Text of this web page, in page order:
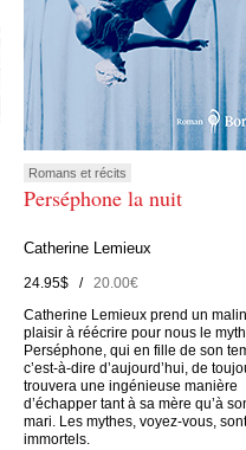
Romans et récits
Perséphone la nuit
Catherine Lemieux
24.95$ /20.00€
Catherine Lemieux prend un malin
plaisir à réécrire pour nous le
Perséphone, qui en fille de son
c’est-à-dire d’aujourd’hui, de
trouvera une ingénieuse manière
d’échapper tant à sa mère qu’à
mari. Les mythes, voyez-vous, sont
immortels.